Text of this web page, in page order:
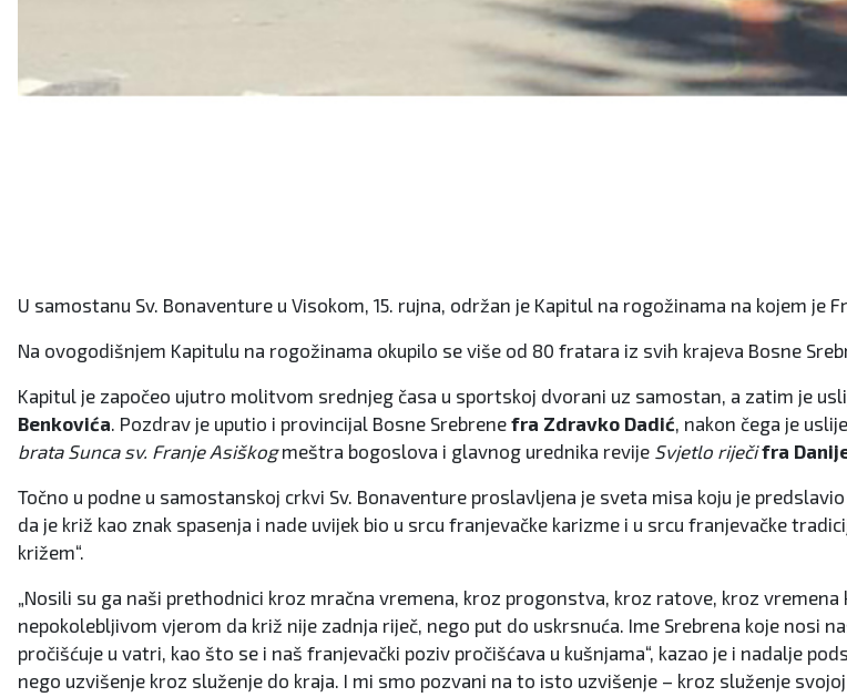
U samostanu Sv. Bonaventure u Visokom, 15. rujna, održan je Kapitul na rogožinama na kojem je
Na ovogodišnjem Kapitulu na rogožinama okupilo se više od 80 fratara iz svih krajeva Bosne
Kapitul je započeo ujutro molitvom srednjeg časa u sportskoj dvorani uz samostan, a zatim je
Benkovića. Pozdrav je uputio i provincijal Bosne Srebrene fra Zdravko Dadić, nakon čega je
brata Sunca sv. Franje Asiškogmeštra bogoslova i glavnog urednika revije Svjetlo riječifra
Točno u podne u samostanskoj crkvi Sv. Bonaventure proslavljena je sveta misa koju je
da je križ kao znak spasenja i nade uvijek bio u srcu franjevačke karizme i u srcu franjevačke
križem“.
„Nosili su ga naši prethodnici kroz mračna vremena, kroz progonstva, kroz ratove, kroz
nepokolebljivom vjerom da križ nije zadnja riječ, nego put do uskrsnuća. Ime Srebrena koje nosi
pročišćuje u vatri, kao što se i naš franjevački poziv pročišćava u kušnjama“, kazao je i nadalje
nego uzvišenje kroz služenje do kraja. I mi smo pozvani na to isto uzvišenje – kroz služenje